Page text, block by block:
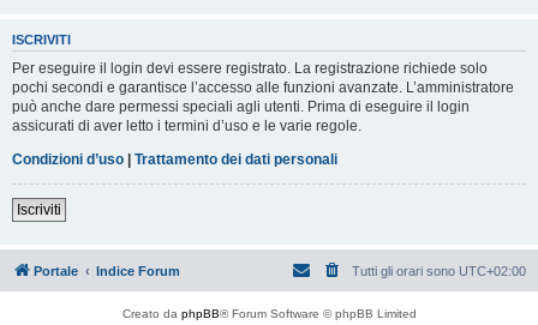
ISCRIVITI
Per eseguire il login devi essere registrato. La registrazione richiede solo
pochi secondi e garantisce l’accesso alle funzioni avanzate. L’amministratore
può anche dare permessi speciali agli utenti. Prima di eseguire il login
assicurati di aver letto i termini d’uso e le varie regole.
Condizioni d’uso | Trattamento dei dati personali
Iscriviti
Portale Indice Forum Tutti gli orari sono UTC+02:00
Creato da phpBB® Forum Software © phpBB Limited